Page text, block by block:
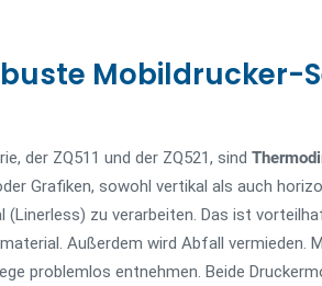
Mobildrucker-
der ZQ511 und der ZQ521, sind
Grafiken, sowohl vertikal als auch
(Linerless) zu verarbeiten. Das ist
Außerdem wird Abfall vermieden.
problemlos entnehmen. Beide